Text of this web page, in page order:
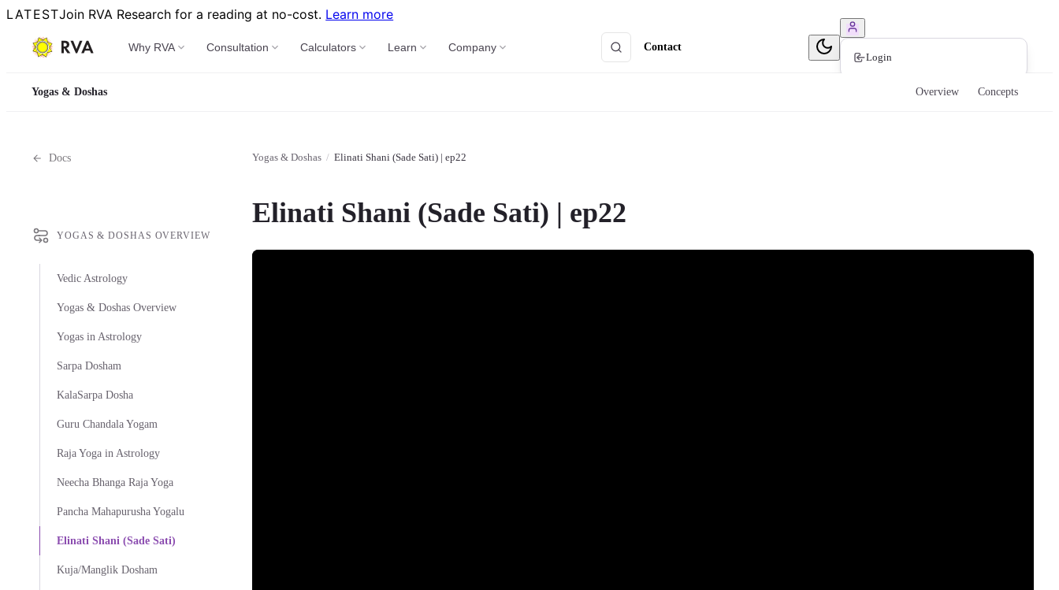
LATESTJoin RVA Research for a reading at no-cost. Learn more
Why RVA Consultation Calculators Learn Company Contact
Login
Yogas & Doshas Overview Concepts
Docs
YOGAS & DOSHAS OVERVIEW
Vedic Astrology
Yogas & Doshas Overview
Yogas in Astrology
Sarpa Dosham
KalaSarpa Dosha
Guru Chandala Yogam
Raja Yoga in Astrology
Neecha Bhanga Raja Yoga
Pancha Mahapurusha Yogalu
Elinati Shani (Sade Sati)
Kuja/Manglik Dosham
Yogas & Doshas / Elinati Shani (Sade Sati) | ep22
Elinati Shani (Sade Sati) | ep22